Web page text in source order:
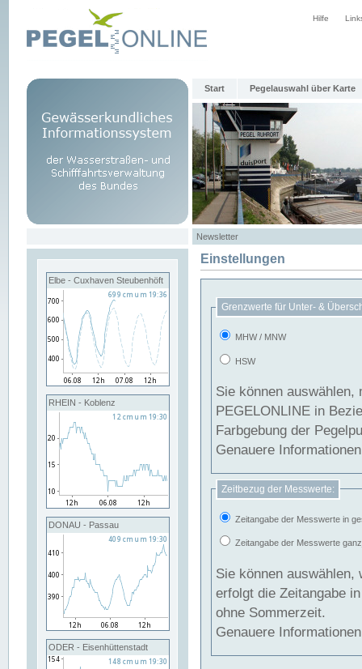
Hilfe
Start Pegelauswahl über Karte
Newsletter
Elbe - Cuxhaven Steubenhöft
RHEIN - Koblenz
DONAU - Passau
ODER - Eisenhüttenstadt
Einstellungen
Grenzwerte für Unter- &
MHW / MNW
HSW
Sie können
PEGELONLINE in Beziehung
Farbgebung der
Genauere
Zeitbezug der Messwerte:
Zeitangabe der Messwerte in
Zeitangabe der Messwerte
Sie können auswählen,
erfolgt die Zeitangabe
ohne Sommerzeit.
Genauere